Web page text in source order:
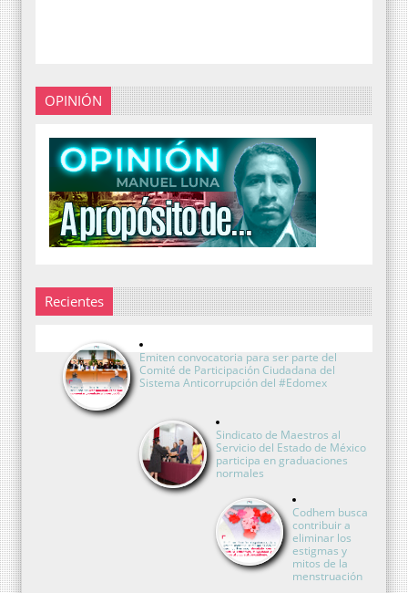
OPINIÓN
Recientes
Emiten convocatoria para ser parte del
Comité de Participación Ciudadana del
Sistema Anticorrupción del #Edomex
Sindicato de Maestros al
Servicio del Estado de México
participa en graduaciones
normales
Codhem busca
contribuir a
eliminar los
estigmas y
mitos de la
menstruación